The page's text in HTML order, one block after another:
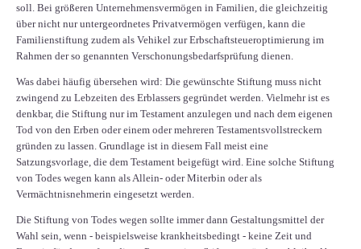
soll. Bei größeren Unternehmensvermögen in Familien, die gleichzeitig
über nicht nur untergeordnetes Privatvermögen verfügen, kann die
Familienstiftung zudem als Vehikel zur Erbschaftsteueroptimierung im
Rahmen der so genannten Verschonungsbedarfsprüfung dienen.
Was dabei häufig übersehen wird: Die gewünschte Stiftung muss nicht
zwingend zu Lebzeiten des Erblassers gegründet werden. Vielmehr ist es
denkbar, die Stiftung nur im Testament anzulegen und nach dem eigenen
Tod von den Erben oder einem oder mehreren Testamentsvollstreckern
gründen zu lassen. Grundlage ist in diesem Fall meist eine
Satzungsvorlage, die dem Testament beigefügt wird. Eine solche Stiftung
von Todes wegen kann als Allein- oder Miterbin oder als
Vermächtnisnehmerin eingesetzt werden.
Die Stiftung von Todes wegen sollte immer dann Gestaltungsmittel der
Wahl sein, wenn - beispielsweise krankheitsbedingt - keine Zeit und